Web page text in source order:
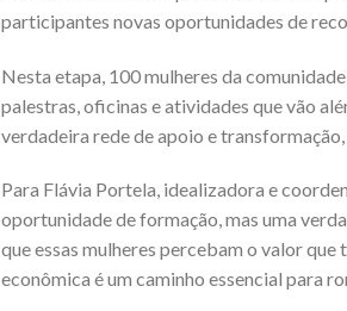
participantes novas oportunidades de
Nesta etapa, 100 mulheres da
palestras, oficinas e atividades que vão
verdadeira rede de apoio e
Para Flávia Portela, idealizadora e
oportunidade de formação, mas uma
que essas mulheres percebam o valor que
econômica é um caminho essencial para